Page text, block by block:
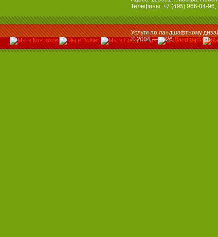
Телефоны: +7 (495) 966-04-96,
Услуги по ландшафтному
© 2004 — 2026Ландшафтный